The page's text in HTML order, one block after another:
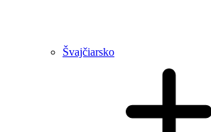
Švajčiarsko